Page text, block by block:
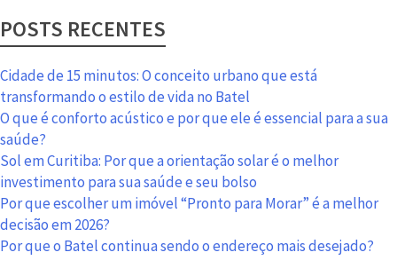
longe
da
sua
POSTS RECENTES
Cidade de 15 minutos: O conceito urbano que está
transformando o estilo de vida no Batel
O que é conforto acústico e por que ele é essencial para a sua
saúde?
Sol em Curitiba: Por que a orientação solar é o melhor
investimento para sua saúde e seu bolso
Por que escolher um imóvel “Pronto para Morar” é a melhor
decisão em 2026?
Por que o Batel continua sendo o endereço mais desejado?